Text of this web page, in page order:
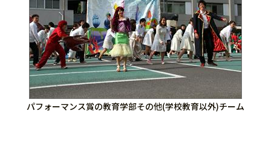
パフォーマンス賞の教育学部その他(学校教育以外)チーム